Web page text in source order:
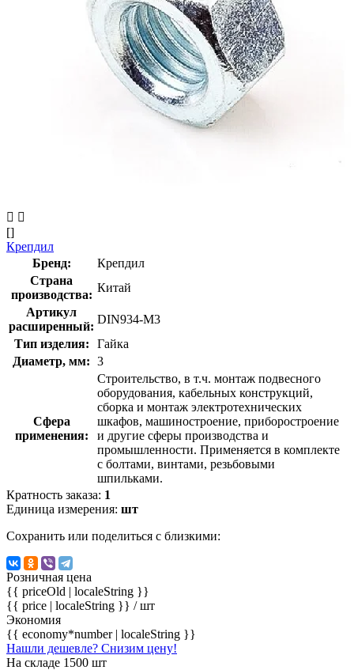
[]
Крепдил
Бренд:
Крепдил
Страна
производства:
Китай
Артикул
расширенный:
DIN934-М3
Тип изделия:
Гайка
Диаметр, мм: 3
Сфера
применения:
Строительство, в т.ч. монтаж подвесного
оборудования, кабельных конструкций,
сборка и монтаж электротехнических
шкафов, машиностроение, приборостроение
и другие сферы производства и
промышленности. Применяется в комплекте
с болтами, винтами, резьбовыми
шпильками.
Кратность заказа: 1
Единица измерения: шт
Сохранить или поделиться с близкими:
Розничная цена
{{ priceOld | localeString }}
{{ price | localeString }} / шт
Экономия
{{ economy*number | localeString }}
Нашли дешевле? Снизим цену!
На складе 1500 шт